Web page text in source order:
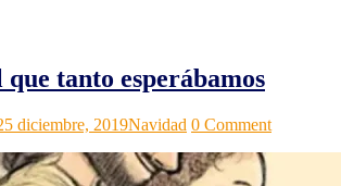
tanto esperábamos
diciembre, 2019Navidad 0 Comment